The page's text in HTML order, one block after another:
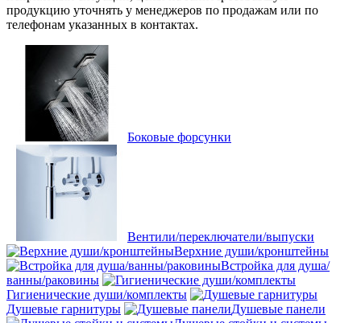
продукцию уточнять у менеджеров по продажам или по
телефонам указанных в контактах.
Боковые форсунки
Вентили/переключатели/выпуски
Верхние души/кронштейны
Встройка для душа/
ванны/раковины
Гигиенические души/комплекты
Душевые гарнитуры
Душевые панели